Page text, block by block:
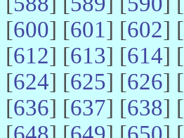
[600] [601] [602] [
[612] [613] [614] [
[624] [625] [626] [
[636] [637] [638] [